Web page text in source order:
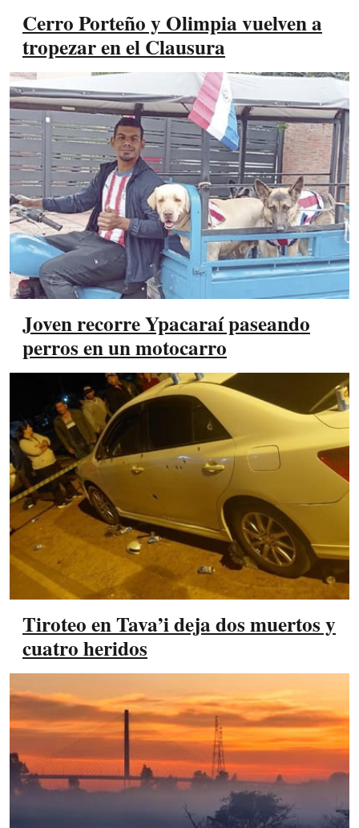
Cerro Porteño y Olimpia vuelven a
tropezar en el Clausura
Joven recorre Ypacaraí paseando
perros en un motocarro
Tiroteo en Tava’i deja dos muertos y
cuatro heridos